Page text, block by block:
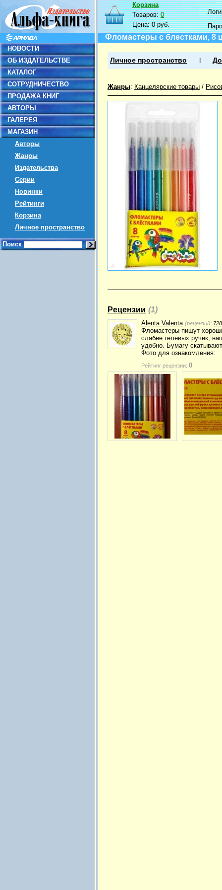
НОВОСТИ
ОБ ИЗДАТЕЛЬСТВЕ
КАТАЛОГ
СОТРУДНИЧЕСТВО
ПРОДАЖА КНИГ
АВТОРЫ
ГАЛЕРЕЯ
МАГАЗИН
Авторы
Жанры
Издательства
Серии
Новинки
Рейтинги
Корзина
Личное пространство
Поиск
Корзина
Товаров:0
Цена:0 руб.
Фломастеры с блестками, 8
Личное пространство
Жанры: Канцелярские товары /
Рецензии (1)
Alenta Valenta (рецензий: 728
Фломастеры пишут
слабее гелевых ручек,
удобно. Бумагу
Фото для ознакомления:
Рейтинг рецензии: 0